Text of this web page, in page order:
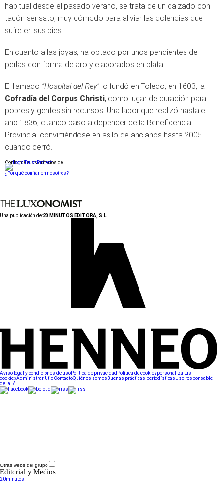
habitual desde el pasado verano, se trata de un calzado con
tacón sensato, muy cómodo para aliviar las dolencias que
sufre en sus pies.
En cuanto a las joyas, ha optado por unos pendientes de
perlas con forma de aro y elaborados en plata.
El llamado “Hospital del Rey”lo fundó en Toledo, en 1603, la
Cofradía del Corpus Christi, como lugar de curación para
pobres y gentes sin recursos. Una labor que realizó hasta el
año 1836, cuando pasó a depender de la Beneficencia
Provincial convirtiéndose en asilo de ancianos hasta 2005
cuando cerró.
Conforme a los criterios de
¿Por qué confiar en nosotros?
Una publicación de:20 MINUTOS EDITORA, S.L.
Aviso legal y condiciones de usoPolítica de privacidad Política de cookiespersonaliza tus
cookiesAdministrar UtiqContactoQuiénes somos Buenas prácticas periodísticasUso responsable
de la IA
Otras webs del grupo
Editorial y Medios
20minutos